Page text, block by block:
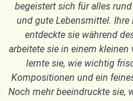
begeistert sich für alles
und gute Lebensmittel.
entdeckte sie während
arbeitete sie in einem kleinen
lernte sie, wie wichtig
Kompositionen und ein
Noch mehr beeindruckte sie,